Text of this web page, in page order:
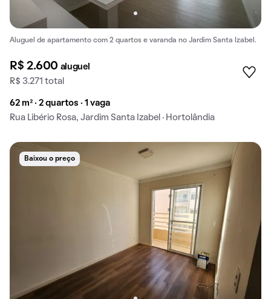
Aluguel de apartamento com 2 quartos e varanda no Jardim Santa Izabel.
R$ 2.600 aluguel
R$ 3.271 total
62 m² · 2 quartos · 1 vaga
Rua Libério Rosa, Jardim Santa Izabel · Hortolândia
Baixou o preço